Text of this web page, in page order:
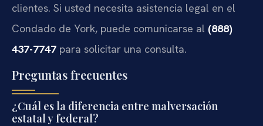
clientes. Si usted necesita asistencia legal en el
Condado de York, puede comunicarse al (888)
437-7747 para solicitar una consulta.
Preguntas frecuentes
¿Cuál es la diferencia entre malversación
estatal y federal?